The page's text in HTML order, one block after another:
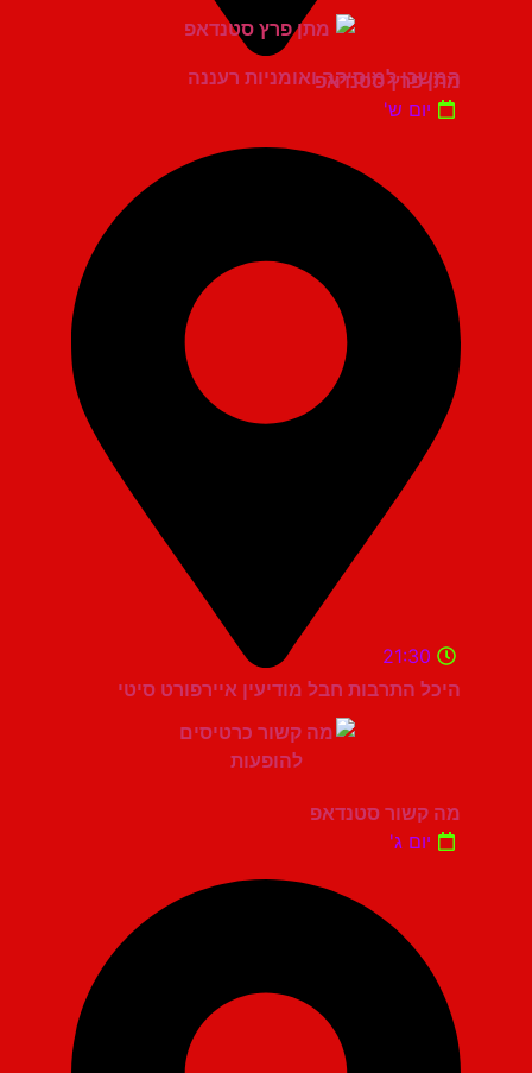
המשכן למוסיקה ואומניות רעננה
מתן פרץ סטנדאפ
יום ש'
היכל התרבות חבל מודיעין איירפורט סיטי
21:30
מה קשור סטנדאפ
יום ג'